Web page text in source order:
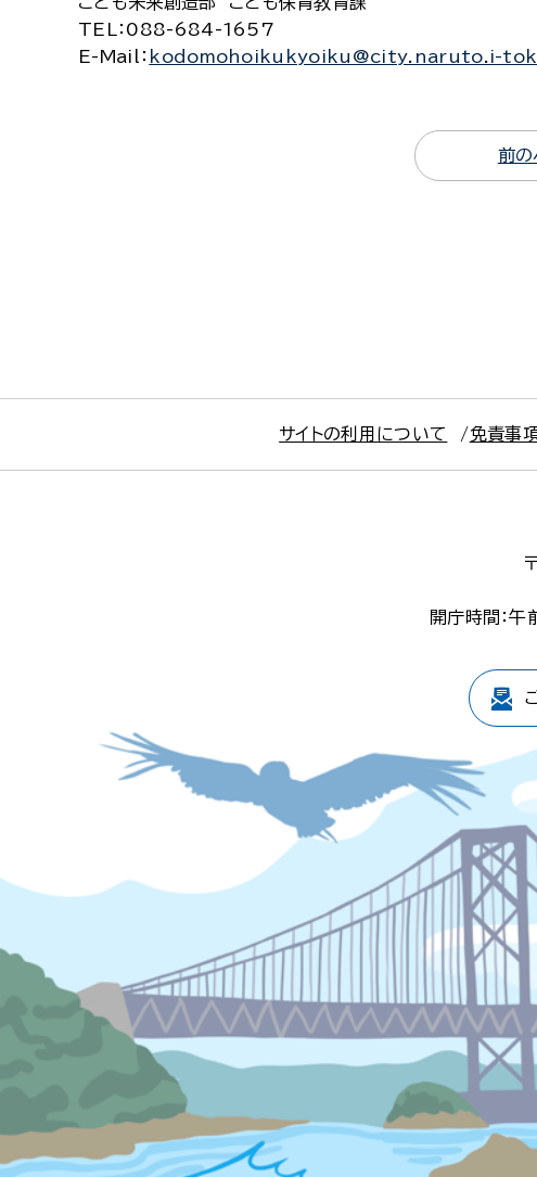
TEL
：088-684-1657
E-Mail
： kodomohoikukyoiku@city.naruto.i-
前の
サイトの利用について 免責事
開庁時間：